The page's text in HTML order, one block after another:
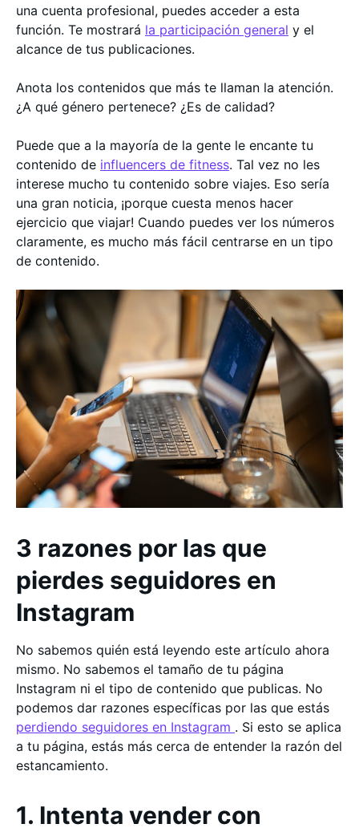
una cuenta profesional, puedes acceder a esta
función. Te mostrará la participación general y el
alcance de tus publicaciones.
Anota los contenidos que más te llaman la atención.
¿A qué género pertenece? ¿Es de calidad?
Puede que a la mayoría de la gente le encante tu
contenido de influencers de fitness. Tal vez no les
interese mucho tu contenido sobre viajes. Eso sería
una gran noticia, ¡porque cuesta menos hacer
ejercicio que viajar! Cuando puedes ver los números
claramente, es mucho más fácil centrarse en un tipo
de contenido.
3 razones por las que
pierdes seguidores en
Instagram
No sabemos quién está leyendo este artículo ahora
mismo. No sabemos el tamaño de tu página
Instagram ni el tipo de contenido que publicas. No
podemos dar razones específicas por las que estás
perdiendo seguidores en Instagram . Si esto se aplica
a tu página, estás más cerca de entender la razón del
estancamiento.
1. Intenta vender con